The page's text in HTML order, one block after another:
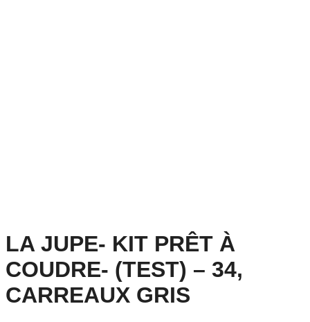
LA JUPE- KIT PRÊT À
COUDRE- (TEST) – 34,
CARREAUX GRIS